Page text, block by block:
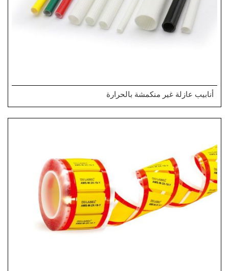
أنابيب عازلة غير منكمشة بالحرارة